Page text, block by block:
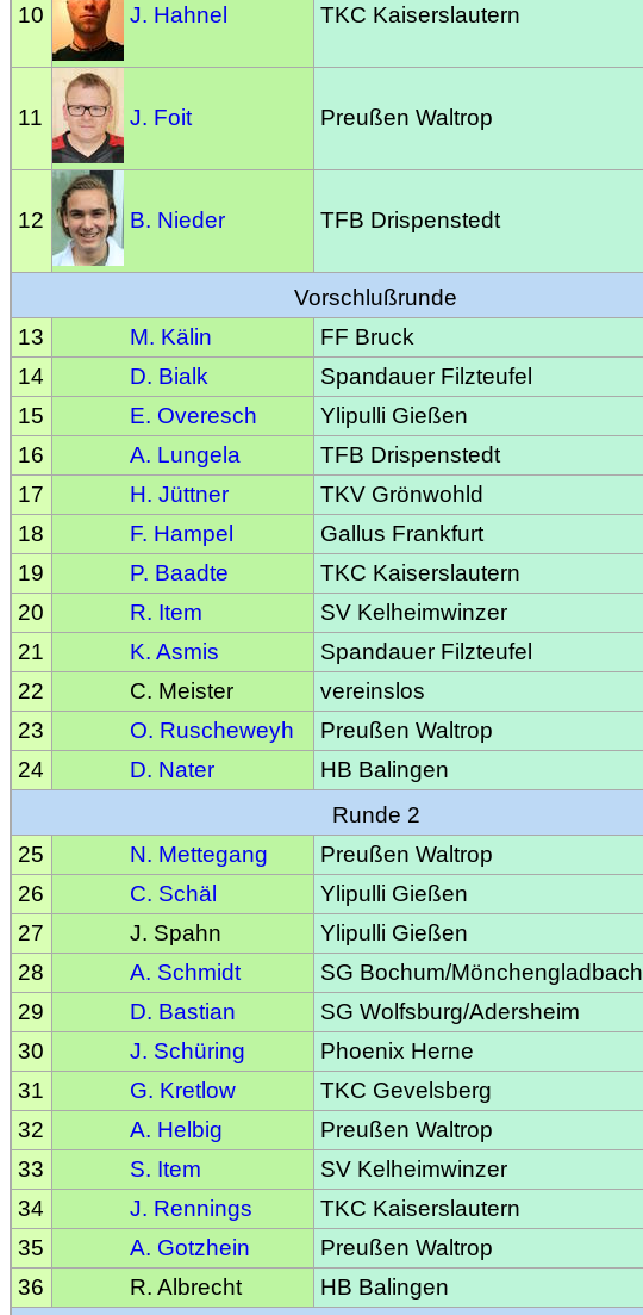
10 J. Hahnel TKC Kaiserslautern
11 J. Foit Preußen Waltrop
12 B. Nieder TFB Drispenstedt
Vorschlußrunde
13
M. Kälin FF Bruck
14
D. Bialk Spandauer Filzteufel
15
E. Overesch Ylipulli Gießen
16
A. Lungela TFB Drispenstedt
17
H. Jüttner TKV Grönwohld
18
F. Hampel Gallus Frankfurt
19
P. Baadte TKC Kaiserslautern
20
R. Item SV Kelheimwinzer
21
K. Asmis Spandauer Filzteufel
22
C. Meister vereinslos
23
O. Ruscheweyh Preußen Waltrop
24
D. Nater HB Balingen
Runde 2
25
N. Mettegang Preußen Waltrop
26
C. Schäl Ylipulli Gießen
27
J. Spahn Ylipulli Gießen
28
A. Schmidt SG Bochum/Mönchengladbach
29
D. Bastian SG Wolfsburg/Adersheim
30
J. Schüring Phoenix Herne
31
G. Kretlow TKC Gevelsberg
32
A. Helbig Preußen Waltrop
33
S. Item SV Kelheimwinzer
34
J. Rennings TKC Kaiserslautern
35
A. Gotzhein Preußen Waltrop
36
R. Albrecht HB Balingen